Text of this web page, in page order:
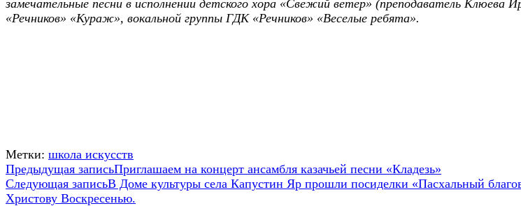
замечательные песни в исполнении детского хора «Свежий ветер» (преподаватель Клюева
«Речников» «Кураж», вокальной группы ГДК «Речников» «Веселые ребята».
Метки: школа искусств
Еще
статьи
Предыдущая записьПриглашаем на концерт ансамбля казачьей песни «Кладезь»
Следующая записьВ Доме культуры села Капустин Яр прошли посиделки «Пасхальный
Христову Воскресенью.